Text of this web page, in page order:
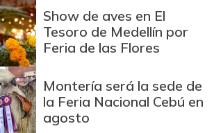
Show de aves en El
Tesoro de Medellín por
Feria de las Flores
Montería será la sede de
la Feria Nacional Cebú en
agosto